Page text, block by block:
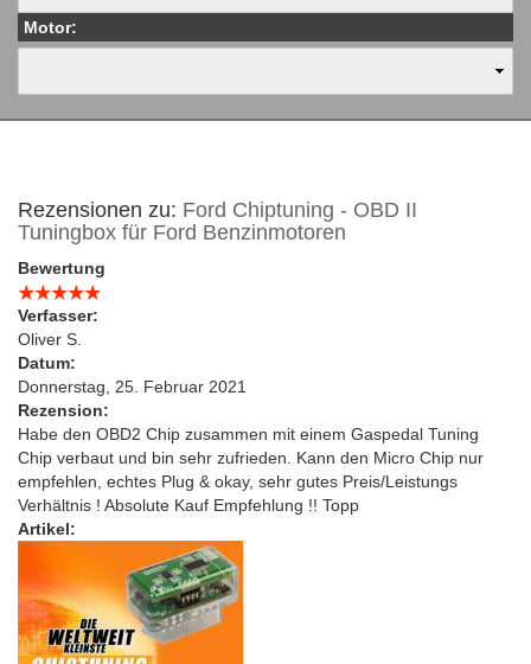
Motor:
Rezensionen zu: Ford Chiptuning - OBD II
Tuningbox für Ford Benzinmotoren
Bewertung
Verfasser:
Oliver S.
Datum:
Donnerstag, 25. Februar 2021
Rezension:
Habe den OBD2 Chip zusammen mit einem Gaspedal Tuning
Chip verbaut und bin sehr zufrieden. Kann den Micro Chip nur
empfehlen, echtes Plug & okay, sehr gutes Preis/Leistungs
Verhältnis ! Absolute Kauf Empfehlung !! Topp
Artikel: